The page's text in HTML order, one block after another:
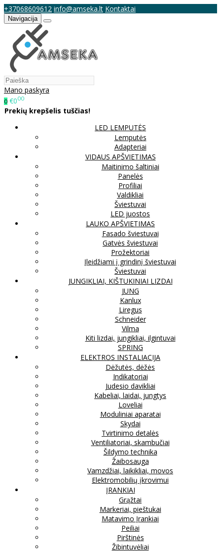
+37068609612 info@amseka.lt Kontaktai
Navigacija
Mano paskyra
0 €000
Prekių krepšelis tuščias!
LED LEMPUTĖS
Lemputės
Adapteriai
VIDAUS APŠVIETIMAS
Maitinimo šaltiniai
Panelės
Profiliai
Valdikliai
Šviestuvai
LED juostos
LAUKO APŠVIETIMAS
Fasado šviestuvai
Gatvės šviestuvai
Prožektoriai
Įleidžiami į grindinį šviestuvai
Šviestuvai
JUNGIKLIAI, KIŠTUKINIAI LIZDAI
JUNG
Kanlux
Liregus
Schneider
Vilma
Kiti lizdai, jungikliai, ilgintuvai
SPRING
ELEKTROS INSTALIACIJA
Dėžutės, dėžės
Indikatoriai
Judesio davikliai
Kabeliai, laidai, jungtys
Loveliai
Moduliniai aparatai
Skydai
Tvirtinimo detalės
Ventiliatoriai, skambučiai
Šildymo technika
Žaibosauga
Vamzdžiai, laikikliai, movos
Elektromobilių įkrovimui
ĮRANKIAI
Grąžtai
Markeriai, pieštukai
Matavimo Įrankiai
Peiliai
Pirštinės
Žibintuvėliai